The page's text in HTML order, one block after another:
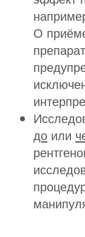
О
до или